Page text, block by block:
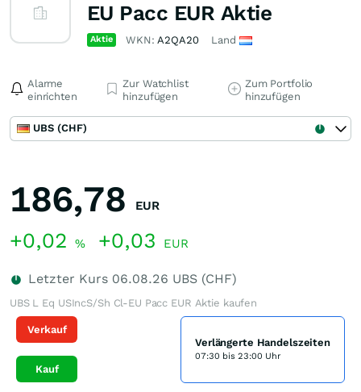
EU Pacc EUR Aktie
Aktie WKN:A2QA20 Land
Alarme
einrichten
Zur Watchlist
hinzufügen
Zum Portfolio
hinzufügen
UBS (CHF)
186,78 EUR
+0,02 % +0,03 EUR
Letzter Kurs 06.08.26 UBS (CHF)
UBS L Eq USIncS/Sh Cl-EU Pacc EUR Aktie kaufen
Verkauf
Kauf
Verlängerte Handelszeiten
07:30 bis 23:00 Uhr